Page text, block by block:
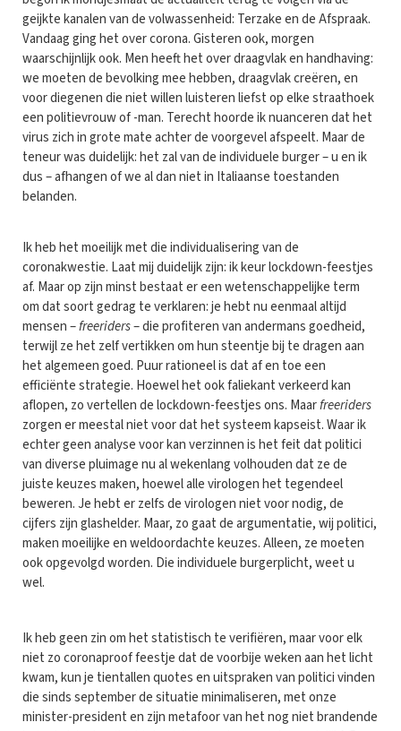
geijkte kanalen van de volwassenheid: Terzake en de Afspraak.
Vandaag ging het over corona. Gisteren ook, morgen
waarschijnlijk ook. Men heeft het over draagvlak en handhaving:
we moeten de bevolking mee hebben, draagvlak creëren, en
voor diegenen die niet willen luisteren liefst op elke straathoek
een politievrouw of -man. Terecht hoorde ik nuanceren dat het
virus zich in grote mate achter de voorgevel afspeelt. Maar de
teneur was duidelijk: het zal van de individuele burger – u en ik
dus – afhangen of we al dan niet in Italiaanse toestanden
belanden.
Ik heb het moeilijk met die individualisering van de
coronakwestie. Laat mij duidelijk zijn: ik keur lockdown-feestjes
af. Maar op zijn minst bestaat er een wetenschappelijke term
om dat soort gedrag te verklaren: je hebt nu eenmaal altijd
mensen –freeriders– die profiteren van andermans goedheid,
terwijl ze het zelf vertikken om hun steentje bij te dragen aan
het algemeen goed. Puur rationeel is dat af en toe een
efficiënte strategie. Hoewel het ook faliekant verkeerd kan
aflopen, zo vertellen de lockdown-feestjes ons. Maarfreeriders
zorgen er meestal niet voor dat het systeem kapseist. Waar ik
echter geen analyse voor kan verzinnen is het feit dat politici
van diverse pluimage nu al wekenlang volhouden dat ze de
juiste keuzes maken, hoewel alle virologen het tegendeel
beweren. Je hebt er zelfs de virologen niet voor nodig, de
cijfers zijn glashelder. Maar, zo gaat de argumentatie, wij politici,
maken moeilijke en weldoordachte keuzes. Alleen, ze moeten
ook opgevolgd worden. Die individuele burgerplicht, weet u
wel.
Ik heb geen zin om het statistisch te verifiëren, maar voor elk
niet zo coronaproof feestje dat de voorbije weken aan het licht
kwam, kun je tientallen quotes en uitspraken van politici vinden
die sinds september de situatie minimaliseren, met onze
minister-president en zijn metafoor van het nog niet brandende